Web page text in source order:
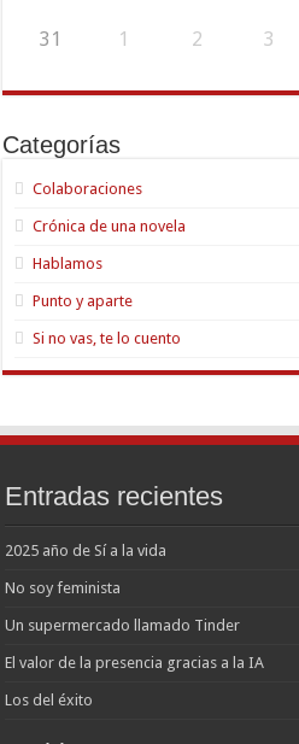
31 1 2 3
Categorías
Colaboraciones
Crónica de una novela
Hablamos
Punto y aparte
Si no vas, te lo cuento
Entradas recientes
2025 año de Sí a la vida
No soy feminista
Un supermercado llamado Tinder
El valor de la presencia gracias a la IA
Los del éxito